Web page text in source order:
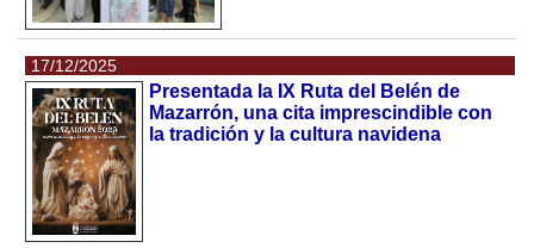
17/12/2025
Presentada la IX Ruta del Belén de
Mazarrón, una cita imprescindible con
la tradición y la cultura navidena